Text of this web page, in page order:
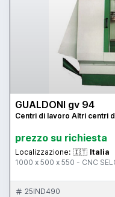
GUALDONI gv 94
Centri di lavoro Altri centri
prezzo su richiesta
Localizzazione: 🇮🇹 Italia
1000 x 500 x 550 - CNC
25IND490